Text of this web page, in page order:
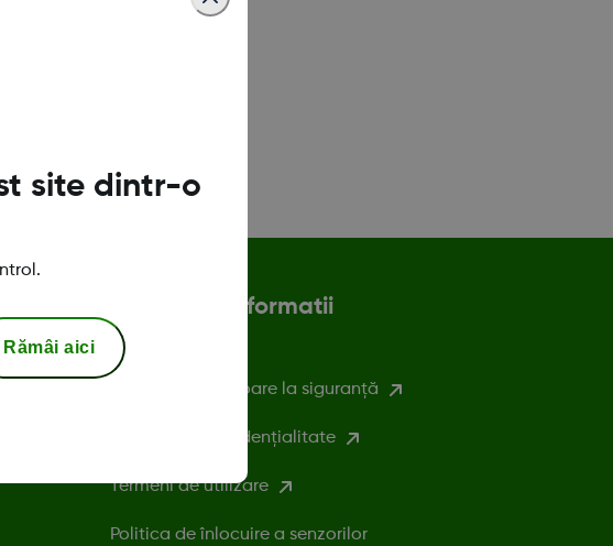
Mai multe informatii
Informații referitoare la siguranță
Politica de confidențialitate
Termeni de utilizare
Politica de înlocuire a senzorilor
site dintr-o
Rămâi aici